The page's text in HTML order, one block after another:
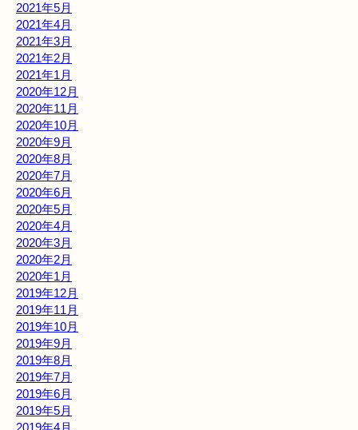
2021年5月
2021年4月
2021年3月
2021年2月
2021年1月
2020年12月
2020年11月
2020年10月
2020年9月
2020年8月
2020年7月
2020年6月
2020年5月
2020年4月
2020年3月
2020年2月
2020年1月
2019年12月
2019年11月
2019年10月
2019年9月
2019年8月
2019年7月
2019年6月
2019年5月